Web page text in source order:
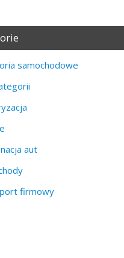
samochodowe
aut
firmowy